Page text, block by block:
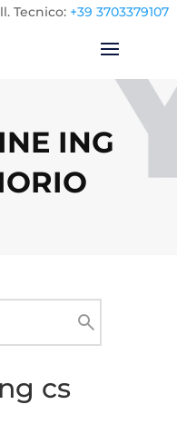
Tecnico: +39 3703379107
ING
Cerca
cs